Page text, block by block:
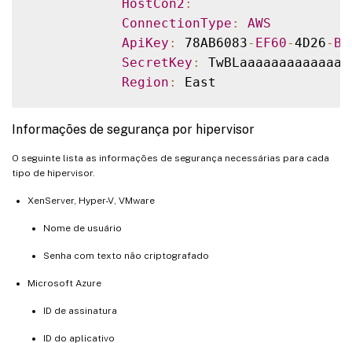
HostCon2 :
ConnectionType :
AWS
ApiKey : 78AB6083- EF60-4D26-
SecretKey :
Region :
Informações de segurança por hipervisor
O seguinte lista as informações de segurança necessárias para cada
tipo de hipervisor.
XenServer, Hyper-V, VMware
Nome de usuário
Senha com texto não criptografado
Microsoft Azure
ID de assinatura
ID do aplicativo